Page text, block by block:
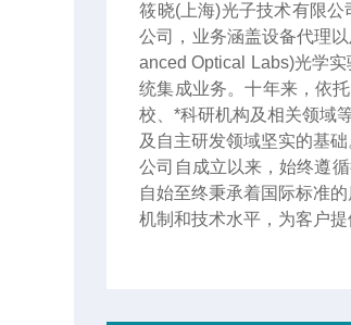
筱晓(上海)光子技术有限公
公司，业务涵盖设备代理
anced Optical Labs)光学
统集成业务。十年来，依
校、*科研机构及相关领域
及自主研发领域坚实的基础
公司自成立以来，始终遵
自始至终秉承着国际标准
机制和技术水平，为客户